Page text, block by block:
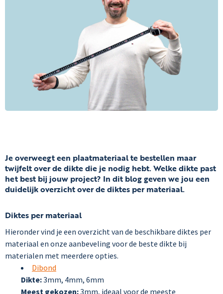
Je overweegt een plaatmateriaal te bestellen maar
twijfelt over de dikte die je nodig hebt. Welke dikte past
het best bij jouw project? In dit blog geven we jou een
duidelijk overzicht over de diktes per materiaal.
Diktes per materiaal
Hieronder vind je een overzicht van de beschikbare diktes per
materiaal en onze aanbeveling voor de beste dikte bij
materialen met meerdere opties.
Dibond
Dikte:3mm, 4mm, 6mm
Meest gekozen:3mm, ideaal voor de meeste